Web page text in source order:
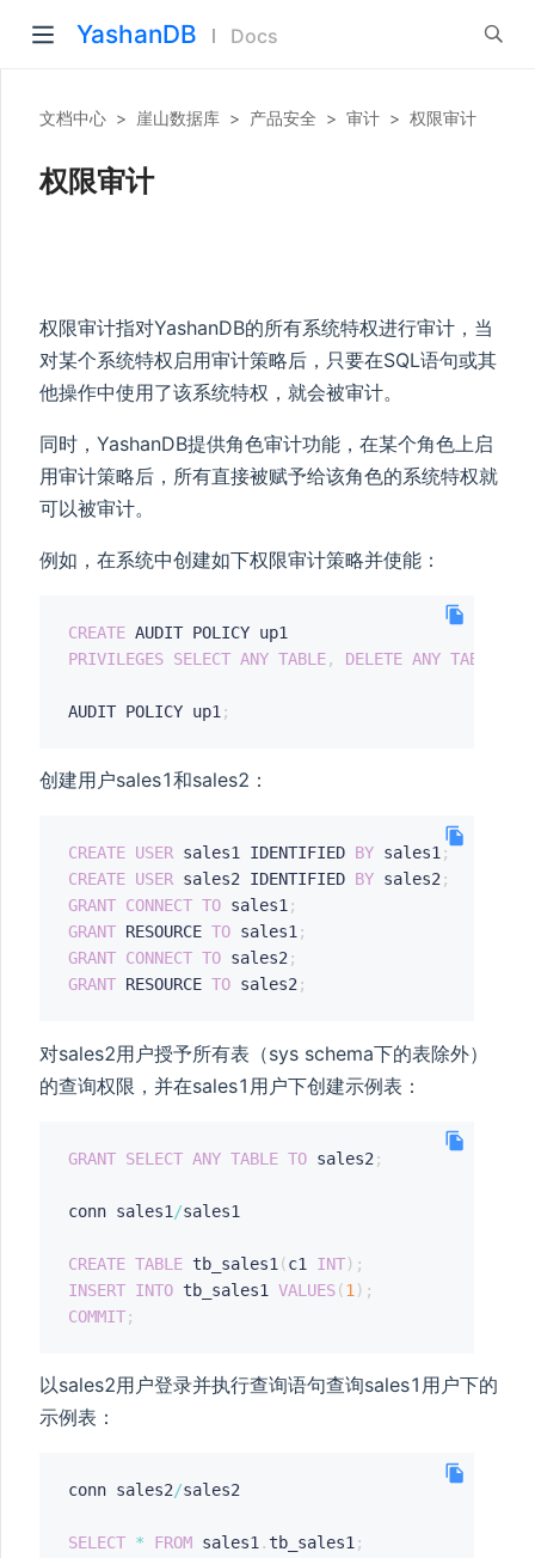
YashanDB Docs
文档中心 > 崖山数据库 > 产品安全 > 审计 > 权限审计
权限审计
权限审计指对YashanDB的所有系统特权进行审计，当
对某个系统特权启用审计策略后，只要在SQL语句或其
他操作中使用了该系统特权，就会被审计。
同时，YashanDB提供角色审计功能，在某个角色上启
用审计策略后，所有直接被赋予给该角色的系统特权就
可以被审计。
例如，在系统中创建如下权限审计策略并使能：
CREATE
PRIVILEGES SELECT ANY TABLE, DELETE ANY TABLE
AUDIT POLICY up1 ;
创建用户sales1和sales2：
CREATE USER sales1 IDENTIFIED BY sales1 ;
CREATE USER sales2 IDENTIFIED BY sales2 ;
GRANT CONNECT TO sales1 ;
GRANT RESOURCE TO sales1 ;
GRANT CONNECT TO sales2 ;
GRANT RESOURCE TO sales2 ;
对sales2用户授予所有表（sys schema下的表除外）
的查询权限，并在sales1用户下创建示例表：
GRANT SELECT ANY TABLE TO sales2 ;
conn sales1 /sales1
CREATE TABLE tb_sales1 (c1 INT) ;
INSERT INTO tb_sales1 VALUES(1 ) ;
COMMIT;
以sales2用户登录并执行查询语句查询sales1用户下的
示例表：
conn sales2/sales2
SELECT * FROM sales1.tb_sales1;